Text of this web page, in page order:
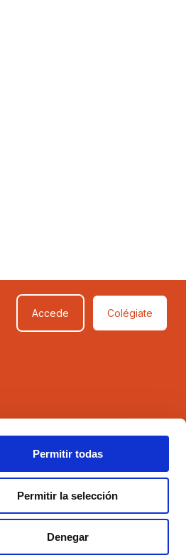
Permitir todas
Permitir la selección
Denegar
Accede Colégiate
Política de cookies